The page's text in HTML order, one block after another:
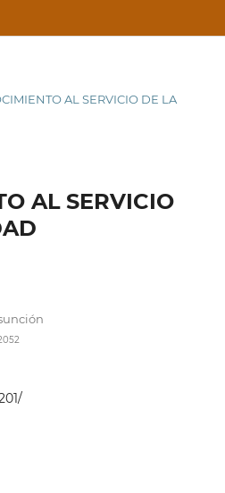
AL SERVICIO DE LA
AL SERVICIO